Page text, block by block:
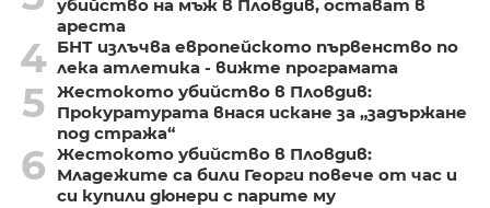
убийство на мъж в Пловдив, остават в
ареста
4 БНТ излъчва европейското първенство по
лека атлетика - вижте програмата
5 Жестокото убийство в Пловдив:
Прокуратурата внася искане за „задържане
под стража“
6 Жестокото убийство в Пловдив:
Младежите са били Георги повече от час и
си купили дюнери с парите му